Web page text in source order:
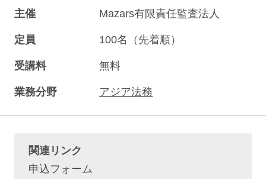
主催 Mazars有限責任監査法人
定員 100名（先着順）
受講料 無料
業務分野 アジア法務
関連リンク
申込フォーム